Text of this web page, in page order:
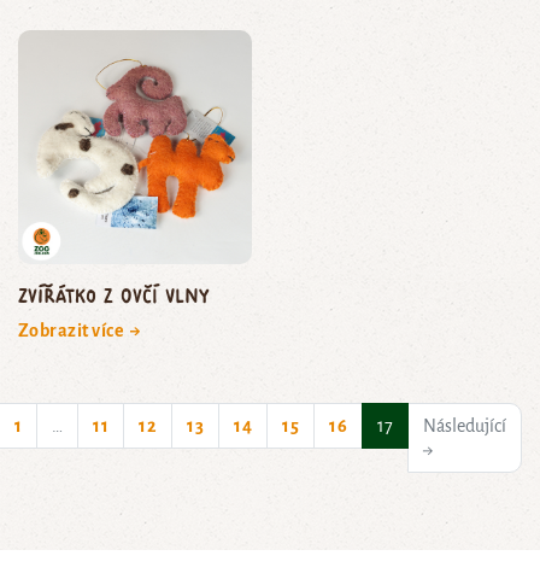
zvířátko z ovčí vlny
Zobrazit více →
1 11 12 13 14 15 16 17(current)Následující
→